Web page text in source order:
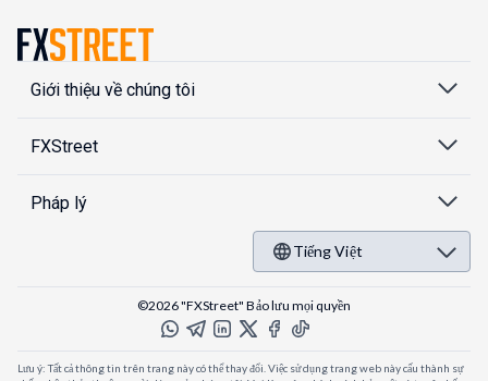
Giới thiệu về chúng tôi
FXStreet
Pháp lý
Tiếng Việt
©2026 "FXStreet" Bảo lưu mọi quyền
Lưu ý: Tất cả thông tin trên trang này có thể thay đổi. Việc sử dụng trang web này cấu thành sự